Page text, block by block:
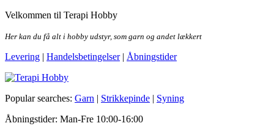
Skip
the
Velkommen til Terapi Hobby
Her kan du få alt i hobby udstyr, som garn og andet lækkert
Levering | Handelsbetingelser| Åbningstider
Terapi Hobby
Popular searches: Garn | Strikkepinde | Syning
Åbningstider: Man-Fre 10:00-16:00